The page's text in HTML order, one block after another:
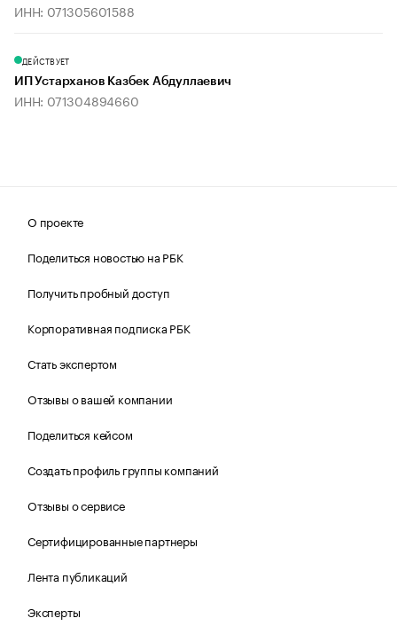
ИНН: 071305601588
ДЕЙСТВУЕТ
ИП Устарханов Казбек Абдуллаевич
ИНН: 071304894660
О проекте
Поделиться новостью на РБК
Получить пробный доступ
Корпоративная подписка РБК
Стать экспертом
Отзывы о вашей компании
Поделиться кейсом
Создать профиль группы компаний
Отзывы о сервисе
Сертифицированные партнеры
Лента публикаций
Эксперты